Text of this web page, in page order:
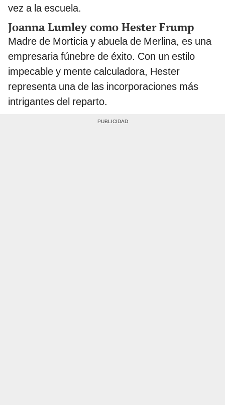
vez a la escuela.
Joanna Lumley como Hester Frump
Madre de Morticia y abuela de Merlina, es una
empresaria fúnebre de éxito. Con un estilo
impecable y mente calculadora, Hester
representa una de las incorporaciones más
intrigantes del reparto.